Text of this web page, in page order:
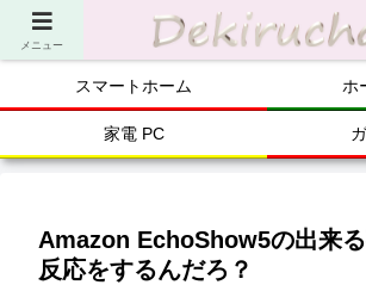
スマートホーム ホ
家電 PC
Amazon EchoShow5の出来
反応をするんだろ？
メニュー